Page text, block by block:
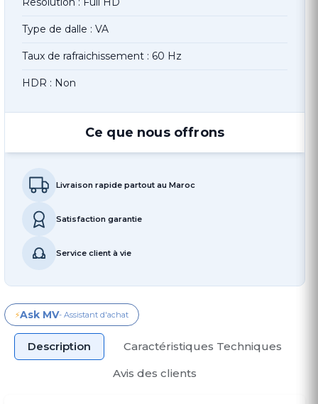
Type de dalle : VA
Taux de rafraichissement : 60 Hz
HDR : Non
Ce que nous offrons
Livraison rapide partout au Maroc
Satisfaction garantie
Service client à vie
⚡Ask MV- Assistant d'achat
Description
Caractéristiques Techniques
Avis des clients